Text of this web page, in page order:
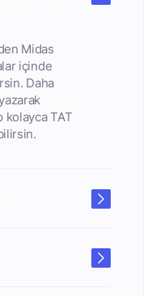
Midas
içinde
Daha
kolayca TAT